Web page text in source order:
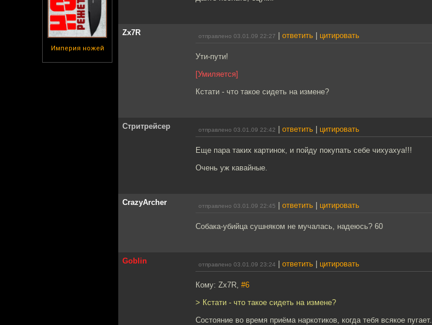
Империя ножей
Zx7R отправлено 03.01.09 22:27 ответить цитировать
Ути-пути!
[Умиляется]
Кстати - что такое сидеть на измене?
Стритрейсер отправлено 03.01.09 22:42 ответить цитировать
Еще пара таких картинок, и пойду покупать себе чихуахуа!!!
Очень уж кавайные.
CrazyArcher отправлено 03.01.09 22:45 ответить цитировать
Собака-убийца сушняком не мучалась, надеюсь? 60
Goblin отправлено 03.01.09 23:24 ответить цитировать
Кому: Zx7R, #6
> Кстати - что такое сидеть на измене?
Состояние во время приёма наркотиков, когда тебя всякое пугает.